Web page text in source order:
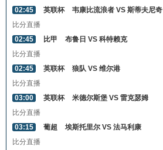
02:45
英联杯
韦康比流浪者 VS 斯蒂夫尼奇
比分直播
02:45
比甲
布鲁日 VS 科特赖克
比分直播
02:45
英联杯
狼队 VS 维尔港
比分直播
03:00
英联杯
米德尔斯堡 VS 雷克瑟姆
比分直播
03:15
葡超
埃斯托里尔 VS 法马利康
比分直播